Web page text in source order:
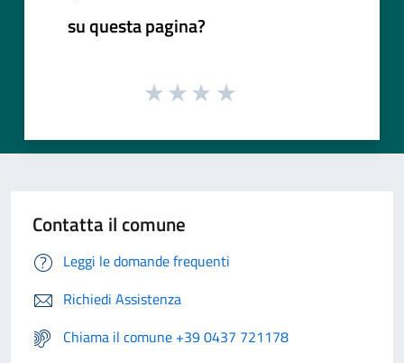
su questa pagina?
Contatta il comune
Leggi le domande frequenti
Richiedi Assistenza
Chiama il comune +39 0437 721178